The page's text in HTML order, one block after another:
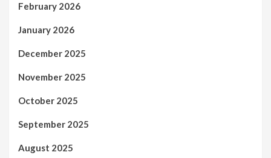
February 2026
January 2026
December 2025
November 2025
October 2025
September 2025
August 2025